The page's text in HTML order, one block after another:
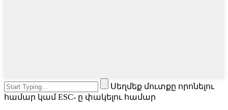
Սեղմեք մուտքը որոնելու
համար կամ ESC- ը փակելու համար